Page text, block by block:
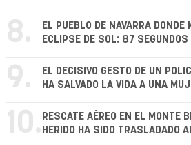
8.
EL PUEBLO DE NAVARRA DONDE
ECLIPSE DE SOL: 87 SEGUNDOS
9.
EL DECISIVO GESTO DE UN
HA SALVADO LA VIDA A UNA
10. RESCATE AÉREO EN EL MONTE
HERIDO HA SIDO TRASLADADO